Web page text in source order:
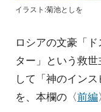
イラスト:菊池としを
ロシアの文豪「
ター」という救
して「神のイン
を、本欄の〈前編